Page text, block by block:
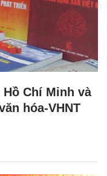
Chí Minh và
hóa-VHNT